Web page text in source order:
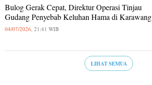
Bulog Gerak Cepat, Direktur Operasi Tinjau
Gudang Penyebab Keluhan Hama di Karawang
04/07/2026, 21:41 WIB
LIHAT SEMUA